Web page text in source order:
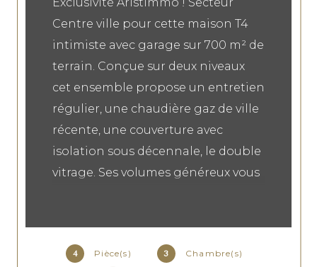
4 Pièce(s) 3 Chambre(s)
Centre ville pour cette maison T4
intimiste avec garage sur 700 m² de
terrain. Conçue sur deux niveaux
cet ensemble propose un entretien
régulier, une chaudière gaz de ville
récente, une couverture avec
isolation sous décennale, le double
vitrage. Ses volumes généreux vous
Habitable en l'état, son garage et